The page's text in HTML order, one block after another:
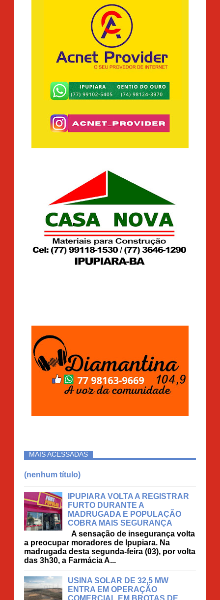
MAIS ACESSADAS
(nenhum título)
IPUPIARA VOLTA A REGISTRAR
FURTO DURANTE A
MADRUGADA E POPULAÇÃO
COBRA MAIS SEGURANÇA
A sensação de insegurança volta
a preocupar moradores de Ipupiara. Na
madrugada desta segunda-feira (03), por volta
das 3h30, a Farmácia A...
USINA SOLAR DE 32,5 MW
ENTRA EM OPERAÇÃO
COMERCIAL EM BROTAS DE